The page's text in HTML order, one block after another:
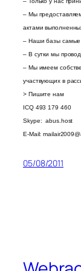
– Мы
актами
– Наши базы самые
– В сутки мы
– Мы имеем
участвующих в
> Пишите нам
ICQ 493 179 460
Skype: abus.host
E-Mail:
05/08/2011